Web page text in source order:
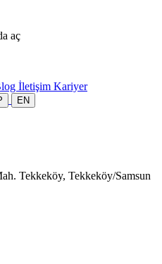
aç
İletişim Kariyer
EN
Tekkeköy, Tekkeköy/Samsun